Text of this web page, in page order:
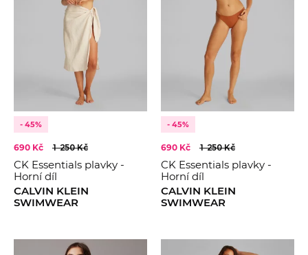
- 45%
690 Kč 1 250 Kč
CK Essentials plavky -
Horní díl
CALVIN KLEIN
SWIMWEAR
- 45%
690 Kč 1 250 Kč
CK Essentials plavky -
Horní díl
CALVIN KLEIN
SWIMWEAR